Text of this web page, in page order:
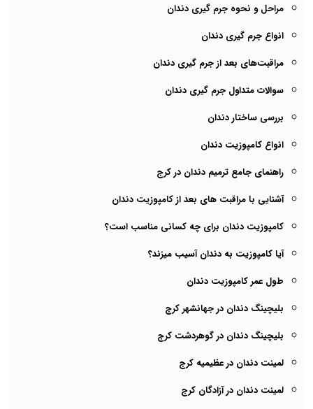
مراحل و نحوه جرم گیری دندان
انواع جرم گیری دندان
مراقبت‌های بعد از جرم گیری دندان
سوالات متداول جرم گیری دندان
بررسی ساختار دندان
انواع کامپوزیت دندان
راهنمای جامع ترمیم دندان در کرج
آشنایی با مراقبت های بعد از کامپوزیت دندان
کامپوزیت دندان برای چه کسانی مناسب است؟
آیا کامپوزیت به دندان آسیب میزند؟
طول عمر کامپوزیت دندان
بلیچینگ دندان در جهانشهر کرج
بلیچینگ دندان در گوهردشت کرج
لمینت دندان در عظیمیه کرج
لمینت دندان در آزادگان کرج